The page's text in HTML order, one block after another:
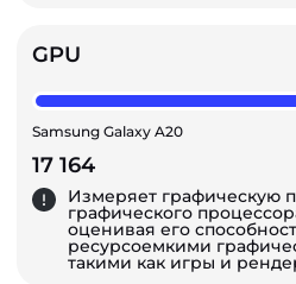
GPU
Samsung Galaxy A20
17 164
Измеряет графическую
графического
оценивая его
ресурсоемкими
такими как игры и